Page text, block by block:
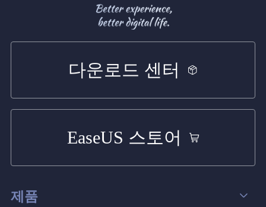
다운로드 센터
EaseUS 스토어
제품